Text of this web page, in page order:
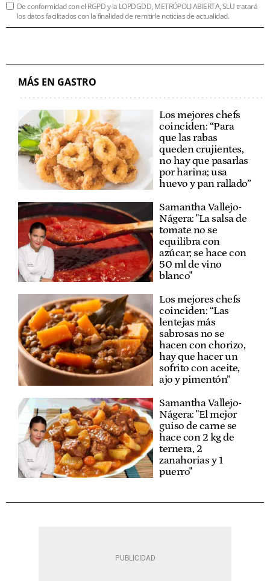
De conformidad con el RGPD y la LOPDGDD, METRÓPOLI ABIERTA, SLU tratará
los datos facilitados con la finalidad de remitirle noticias de actualidad.
MÁS EN GASTRO
Los mejores chefs
coinciden: “Para
que las rabas
queden crujientes,
no hay que pasarlas
por harina; usa
huevo y pan rallado”
Samantha Vallejo-
Nágera: "La salsa de
tomate no se
equilibra con
azúcar; se hace con
50 ml de vino
blanco"
Los mejores chefs
coinciden: “Las
lentejas más
sabrosas no se
hacen con chorizo,
hay que hacer un
sofrito con aceite,
ajo y pimentón”
Samantha Vallejo-
Nágera: "El mejor
guiso de carne se
hace con 2 kg de
ternera, 2
zanahorias y 1
puerro"